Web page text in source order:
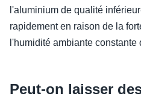
l'aluminium de qualité
rapidement en raison de la
l'humidité ambiante
Peut-on laisser